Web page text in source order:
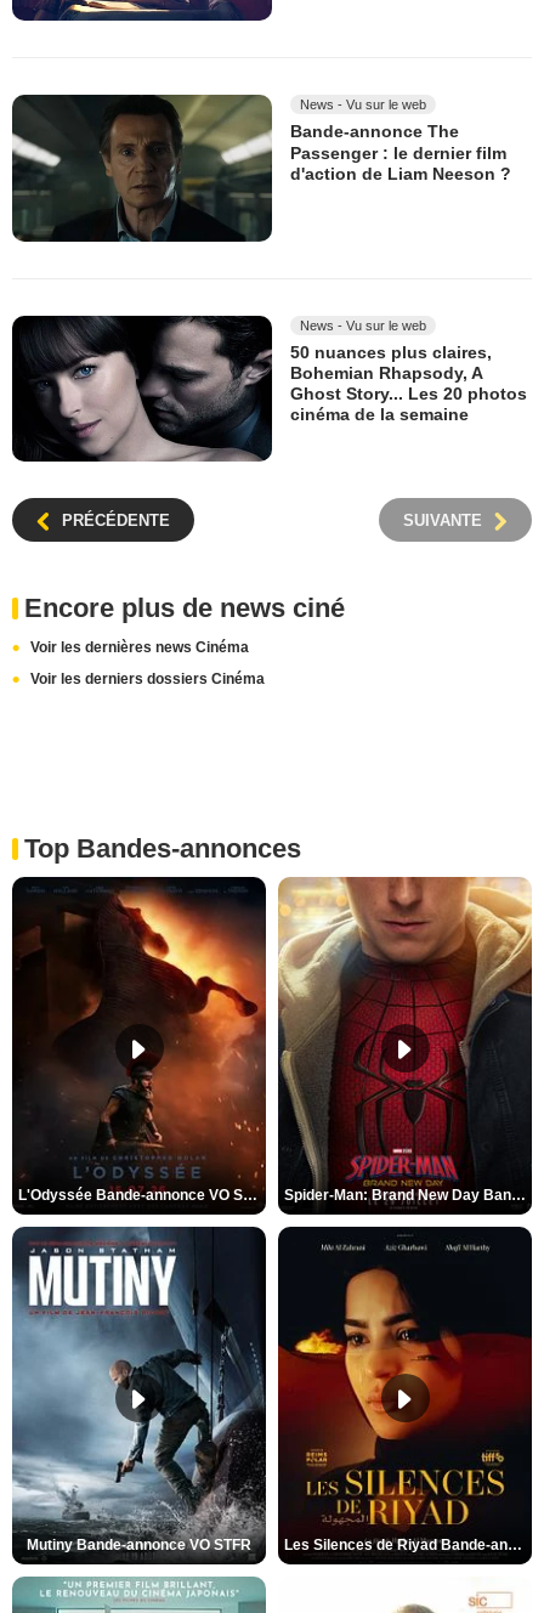
News - Vu sur le web
Bande-annonce The
Passenger : le dernier film
d'action de Liam Neeson ?
News - Vu sur le web
50 nuances plus claires,
Bohemian Rhapsody, A
Ghost Story... Les 20 photos
cinéma de la semaine
PRÉCÉDENTE SUIVANTE
Encore plus de news ciné
Voir les dernières news Cinéma
Voir les derniers dossiers Cinéma
Top Bandes-annonces
L'Odyssée Bande-annonce VO STFR Spider-Man: Brand New Day Bande-annonce VO STFR
Mutiny Bande-annonce VO STFR Les Silences de Riyad Bande-annonce VO STFR